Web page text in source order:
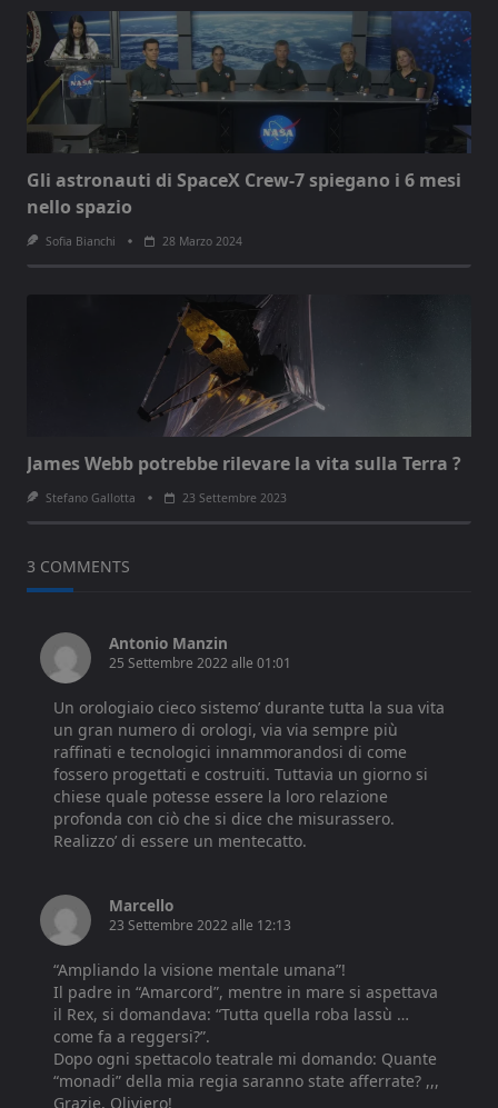
Gli astronauti di SpaceX Crew-7 spiegano i 6 mesi
nello spazio
Sofia Bianchi 28 Marzo 2024
James Webb potrebbe rilevare la vita sulla Terra ?
Stefano Gallotta 23 Settembre 2023
3 COMMENTS
Antonio Manzin
25 Settembre 2022 alle 01:01
Un orologiaio cieco sistemo’ durante tutta la sua vita
un gran numero di orologi, via via sempre più
raffinati e tecnologici innammorandosi di come
fossero progettati e costruiti. Tuttavia un giorno si
chiese quale potesse essere la loro relazione
profonda con ciò che si dice che misurassero.
Realizzo’ di essere un mentecatto.
Marcello
23 Settembre 2022 alle 12:13
“Ampliando la visione mentale umana”!
Il padre in “Amarcord”, mentre in mare si aspettava
il Rex, si domandava: “Tutta quella roba lassù …
come fa a reggersi?”.
Dopo ogni spettacolo teatrale mi domando: Quante
“monadi” della mia regia saranno state afferrate? ,,,
Grazie, Oliviero!